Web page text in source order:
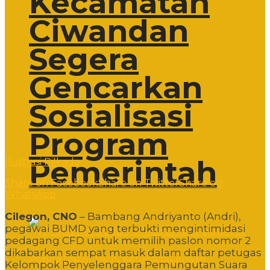
Ciwandan
Segera
Gencarkan
Sosialisasi
Program
Pemerintah
Ilustrasi Pilkada
Share on FacebookShare on TwitterShare on
Cilegon, CNO – Bambang Andriyanto (Andri),
pegawai BUMD yang terbukti mengintimidasi
pedagang CFD untuk memilih paslon nomor 2
dikabarkan sempat masuk dalam daftar petugas
Kelompok Penyelenggara Pemungutan Suara